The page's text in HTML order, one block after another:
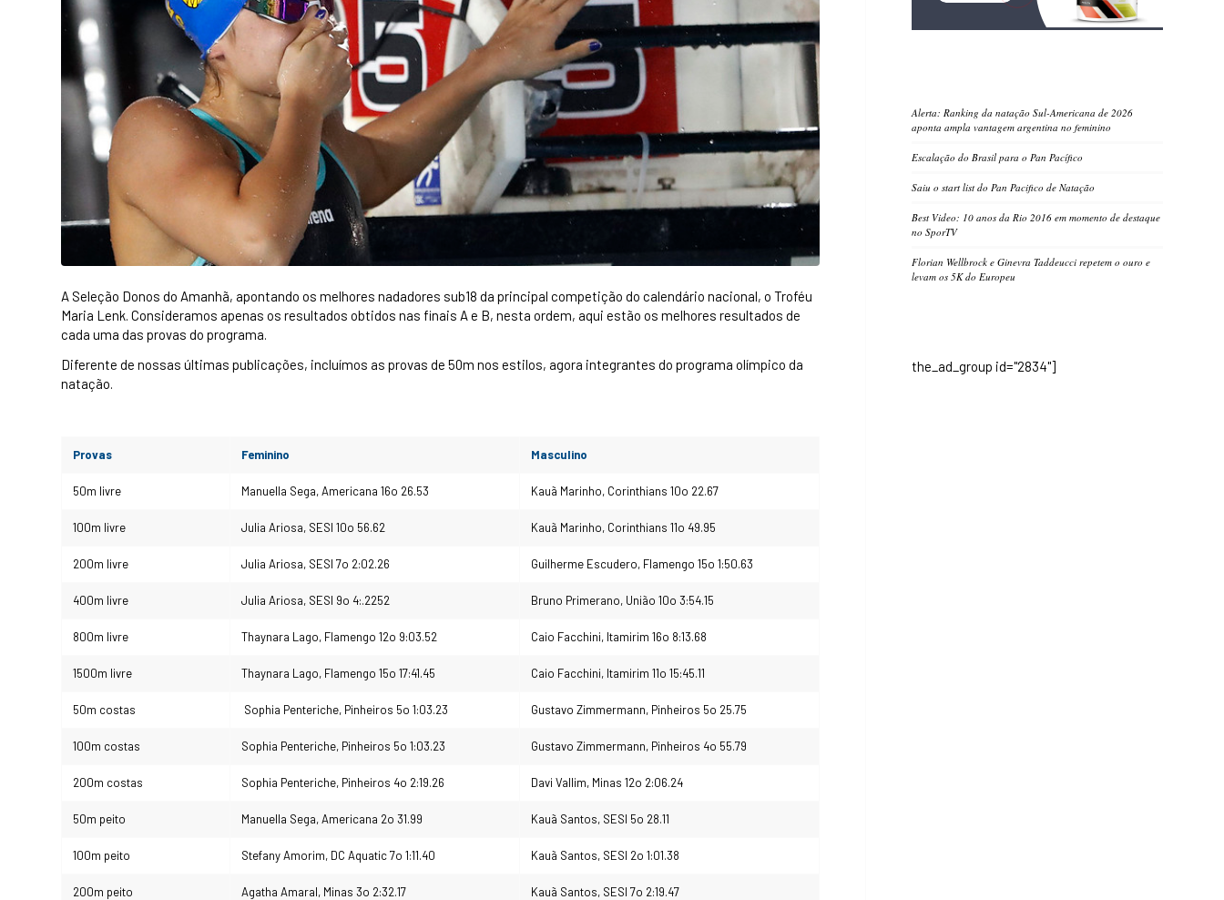
A Seleção Donos do Amanhã, apontando os melhores nadadores sub18 da principal competição do calendário nacional, o Troféu
Maria Lenk. Consideramos apenas os resultados obtidos nas finais A e B, nesta ordem, aqui estão os melhores resultados de
cada uma das provas do programa.
Diferente de nossas últimas publicações, incluímos as provas de 50m nos estilos, agora integrantes do programa olímpico da
natação.
Provas Feminino Masculino
50m livre Manuella Sega, Americana 16o 26.53 Kauã Marinho, Corinthians 10o 22.67
100m livre Julia Ariosa, SESI 10o 56.62 Kauã Marinho, Corinthians 11o 49.95
200m livre Julia Ariosa, SESI 7o 2:02.26 Guilherme Escudero, Flamengo 15o 1:50.63
400m livre Julia Ariosa, SESI 9o 4:.2252 Bruno Primerano, União 10o 3:54.15
800m livre Thaynara Lago, Flamengo 12o 9:03.52 Caio Facchini, Itamirim 16o 8:13.68
1500m livre Thaynara Lago, Flamengo 15o 17:41.45 Caio Facchini, Itamirim 11o 15:45.11
50m costas Sophia Penteriche, Pinheiros 5o 1:03.23 Gustavo Zimmermann, Pinheiros 5o 25.75
100m costas Sophia Penteriche, Pinheiros 5o 1:03.23 Gustavo Zimmermann, Pinheiros 4o 55.79
200m costas Sophia Penteriche, Pinheiros 4o 2:19.26 Davi Vallim, Minas 12o 2:06.24
50m peito Manuella Sega, Americana 2o 31.99 Kauã Santos, SESI 5o 28.11
100m peito Stefany Amorim, DC Aquatic 7o 1:11.40 Kauã Santos, SESI 2o 1:01.38
200m peito Agatha Amaral, Minas 3o 2:32.17 Kauã Santos, SESI 7o 2:19.47
Alerta: Ranking da natação Sul-Americana de 2026
aponta ampla vantagem argentina no feminino
Escalação do Brasil para o Pan Pacífico
Saiu o start list do Pan Pacifico de Natação
Best Video: 10 anos da Rio 2016 em momento de destaque
no SporTV
Florian Wellbrock e Ginevra Taddeucci repetem o ouro e
levam os 5K do Europeu
the_ad_group id="2834"]